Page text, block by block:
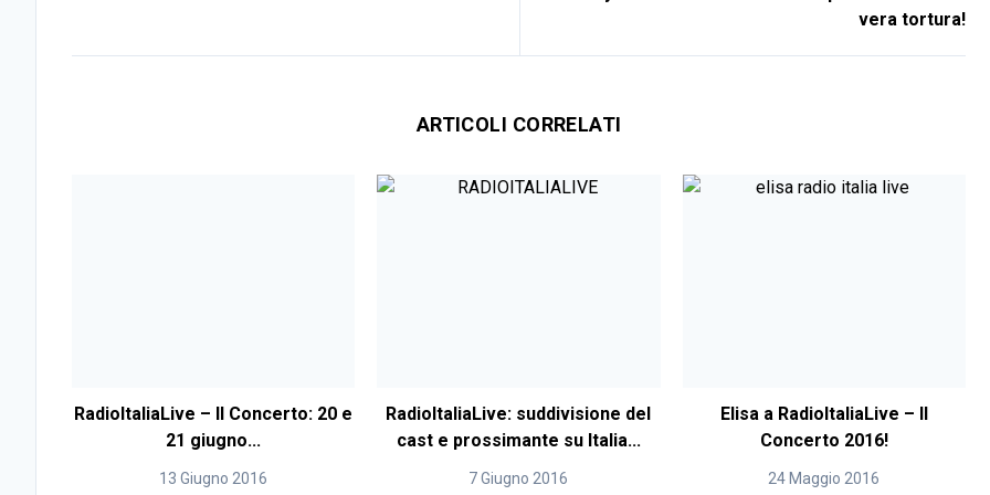
vera tortura!
ARTICOLI CORRELATI
RadioItaliaLive – Il Concerto: 20 e
21 giugno...
13 Giugno 2016
RadioItaliaLive: suddivisione del
cast e prossimante su Italia...
7 Giugno 2016
Elisa a RadioItaliaLive – Il
Concerto 2016!
24 Maggio 2016